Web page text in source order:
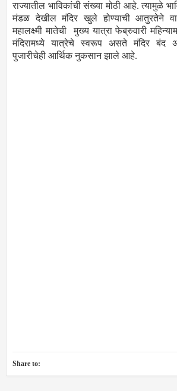
राज्यातील भाविकांची संख्या मोठी आहे. त्यामुळे
मंडळ देखील मंदिर खुले होण्याची आतुरतेने
महालक्ष्मी मातेची मुख्य यात्रा फेब्रुवारी
मंदिरामध्ये यात्रेचे स्वरूप असते मंदिर बंद
पुजारीचेही आर्थिक नुकसान झाले आहे.
Share to: